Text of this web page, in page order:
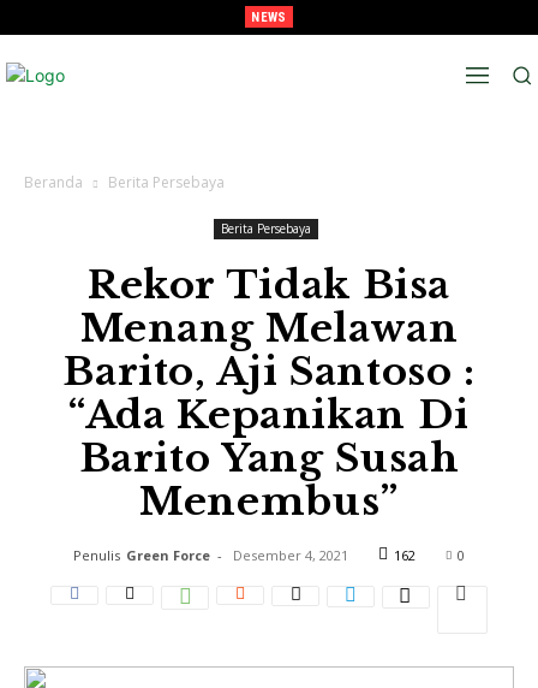
NEWS
Beranda Berita Persebaya
Berita Persebaya
Rekor Tidak Bisa
Menang Melawan
Barito, Aji Santoso :
“Ada Kepanikan Di
Barito Yang Susah
Menembus”
Penulis Green Force - Desember 4, 2021 162 0